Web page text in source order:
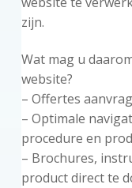
zijn.
Wat mag u
website?
– Offertes
– Optimale
procedure en
– Brochures,
product direct te